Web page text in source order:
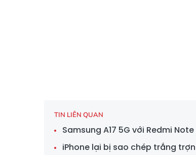
TIN LIÊN QUAN
Samsung A17 5G với Redmi
iPhone lại bị sao chép trắng trợn